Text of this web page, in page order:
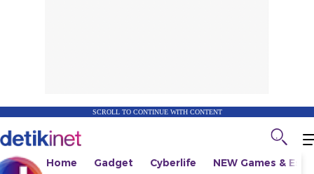
SCROLL TO CONTINUE WITH CONTENT
Home Gadget Cyberlife NEW Games &